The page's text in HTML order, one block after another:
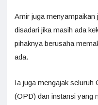
Amir juga menyampaikan
disadari jika masih ada
pihaknya berusaha
ada.
Ia juga mengajak seluruh
(OPD) dan instansi yang